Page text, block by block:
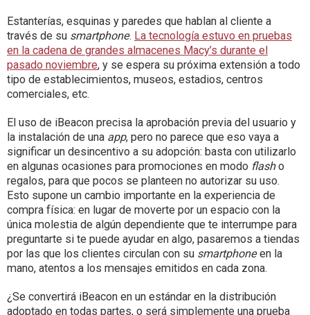
Estanterías, esquinas y paredes que hablan al cliente a
través de su smartphone. La tecnología estuvo en pruebas
en la cadena de grandes almacenes Macy’s durante el
pasado noviembre, y se espera su próxima extensión a todo
tipo de establecimientos, museos, estadios, centros
comerciales, etc.
El uso de iBeacon precisa la aprobación previa del usuario y
la instalación de una app, pero no parece que eso vaya a
significar un desincentivo a su adopción: basta con utilizarlo
en algunas ocasiones para promociones en modo flasho
regalos, para que pocos se planteen no autorizar su uso.
Esto supone un cambio importante en la experiencia de
compra física: en lugar de moverte por un espacio con la
única molestia de algún dependiente que te interrumpe para
preguntarte si te puede ayudar en algo, pasaremos a tiendas
por las que los clientes circulan con su smartphoneen la
mano, atentos a los mensajes emitidos en cada zona.
¿Se convertirá iBeacon en un estándar en la distribución
adoptado en todas partes, o será simplemente una prueba